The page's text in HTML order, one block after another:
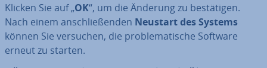
Klicken Sie auf „OK“, um die Änderung zu be­stä­ti­gen.
Nach einem an­schlie­ßen­den Neustart des Systems
können Sie versuchen, die pro­ble­ma­ti­sche Software
erneut zu starten.